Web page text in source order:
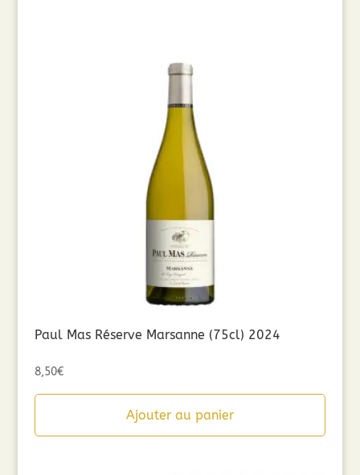
Paul Mas Réserve Marsanne (75cl) 2024
8,50€
Ajouter au panier